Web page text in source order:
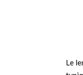
Le